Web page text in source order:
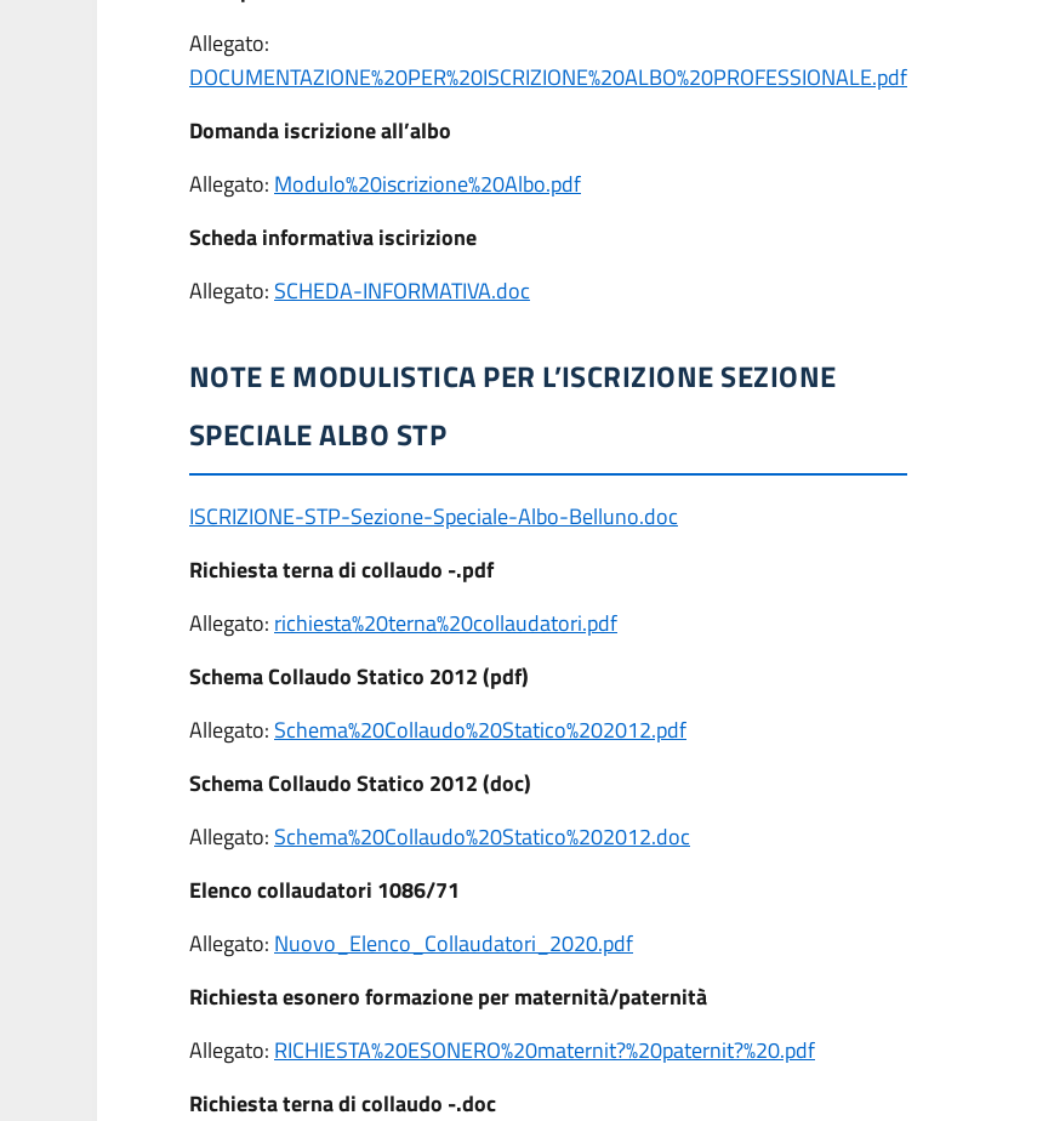
Allegato:
DOCUMENTAZIONE%20PER%20ISCRIZIONE%20ALBO%20PROFESSIONALE.pdf
Domanda iscrizione all’albo
Allegato: Modulo%20iscrizione%20Albo.pdf
Scheda informativa iscirizione
Allegato: SCHEDA-INFORMATIVA.doc
NOTE E MODULISTICA PER L’ISCRIZIONE SEZIONE
SPECIALE ALBO STP
ISCRIZIONE-STP-Sezione-Speciale-Albo-Belluno.doc
Richiesta terna di collaudo -.pdf
Allegato: richiesta%20terna%20collaudatori.pdf
Schema Collaudo Statico 2012 (pdf)
Allegato: Schema%20Collaudo%20Statico%202012.pdf
Schema Collaudo Statico 2012 (doc)
Allegato: Schema%20Collaudo%20Statico%202012.doc
Elenco collaudatori 1086/71
Allegato: Nuovo_Elenco_Collaudatori_2020.pdf
Richiesta esonero formazione per maternità/paternità
Allegato: RICHIESTA%20ESONERO%20maternit?%20paternit?%20.pdf
Richiesta terna di collaudo -.doc